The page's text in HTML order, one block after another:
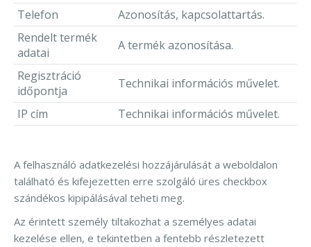
Telefon
Azonosítás, kapcsolattartás.
Rendelt termék
adatai
A termék azonosítása.
Regisztráció
időpontja
Technikai információs művelet.
IP cím
Technikai információs művelet.
A felhasználó adatkezelési hozzájárulását a weboldalon
található és kifejezetten erre szolgáló üres checkbox
szándékos kipipálásával teheti meg.
Az érintett személy tiltakozhat a személyes adatai
kezelése ellen, e tekintetben a fentebb részletezett